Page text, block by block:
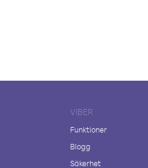
VIBER
Funktioner
Blogg
Säkerhet